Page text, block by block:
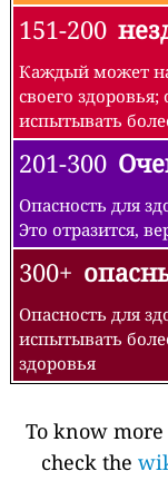
151-200
Каждый может
своего
испытывать
201-300
Опасность для
Это отразится,
300+
Опасность для
испытывать
здоровья
To know
check the